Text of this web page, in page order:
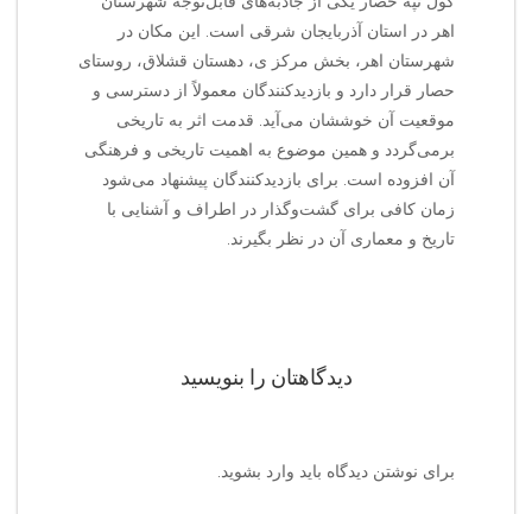
اهر در استان آذربایجان شرقی است. این مکان در
شهرستان اهر، بخش مرکز ی، دهستان قشلاق، روستای
حصار قرار دارد و بازدیدکنندگان معمولاً از دسترسی و
موقعیت آن خوششان می‌آید. قدمت اثر به تاریخی
برمی‌گردد و همین موضوع به اهمیت تاریخی و فرهنگی
آن افزوده است. برای بازدیدکنندگان پیشنهاد می‌شود
زمان کافی برای گشت‌وگذار در اطراف و آشنایی با
تاریخ و معماری آن در نظر بگیرند.
دیدگاهتان را بنویسید
برای نوشتن دیدگاه باید وارد بشوید